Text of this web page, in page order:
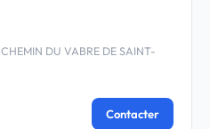
DU VABRE DE SAINT-
Contacter